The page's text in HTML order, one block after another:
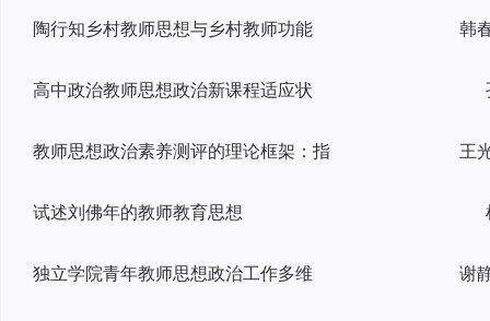
陶行知乡村教师思想与乡村教师功能
高中政治教师思想政治新课程适应状
教师思想政治素养测评的理论框架：指
试述刘佛年的教师教育思想
独立学院青年教师思想政治工作多维